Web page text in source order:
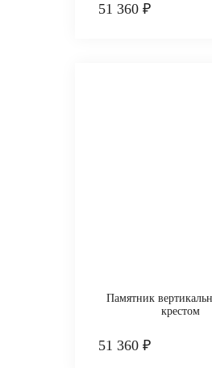
51 360 ₽
Памятник
крестом
51 360 ₽